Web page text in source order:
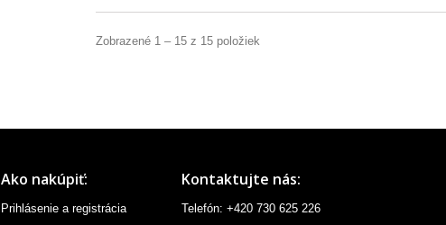
Zobrazené 1 – 15 z 15 položiek
Ako nakúpiť:
Prihlásenie a registrácia
Kontaktujte nás:
Telefón: +420 730 625 226